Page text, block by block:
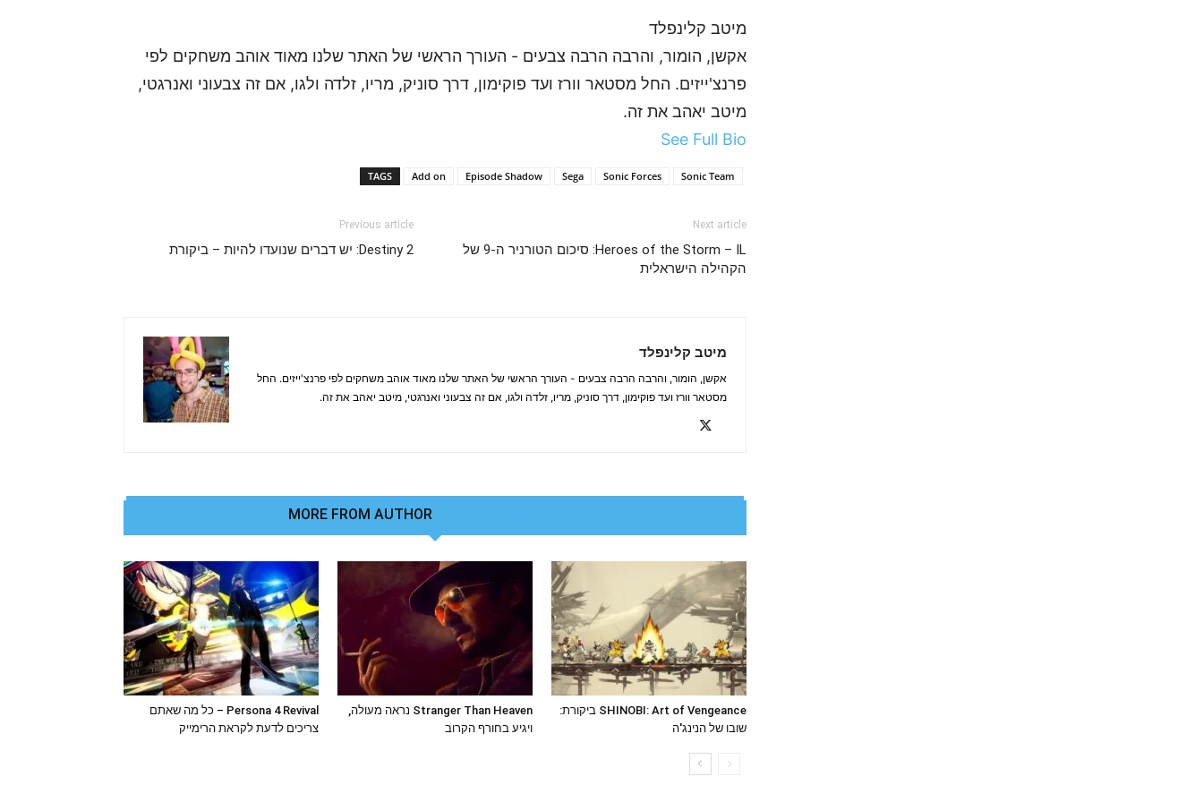
מיטב קלינפלד
אקשן, הומור, והרבה הרבה צבעים - העורך הראשי של האתר שלנו מאוד אוהב משחקים לפי
פרנצ'ייזים. החל מסטאר וורז ועד פוקימון, דרך סוניק, מריו, זלדה ולגו, אם זה צבעוני ואנרגטי,
מיטב יאהב את זה.
See Full Bio
TAGS Add on Episode Shadow Sega Sonic Forces Sonic Team
Previous article
Destiny 2: יש דברים שנועדו להיות – ביקורת
Next article
Heroes of the Storm – IL: סיכום הטורניר ה-9 של
הקהילה הישראלית
מיטב קלינפלד
אקשן, הומור, והרבה הרבה צבעים - העורך הראשי של האתר שלנו מאוד אוהב משחקים לפי פרנצ'ייזים. החל
מסטאר וורז ועד פוקימון, דרך סוניק, מריו, זלדה ולגו, אם זה צבעוני ואנרגטי, מיטב יאהב את זה.
MORE FROM AUTHOR
Persona 4 Revival – כל מה שאתם
צריכים לדעת לקראת הרימייק
Stranger Than Heaven נראה מעולה,
ויגיע בחורף הקרוב
SHINOBI: Art of Vengeance ביקורת:
שובו של הנינג'ה